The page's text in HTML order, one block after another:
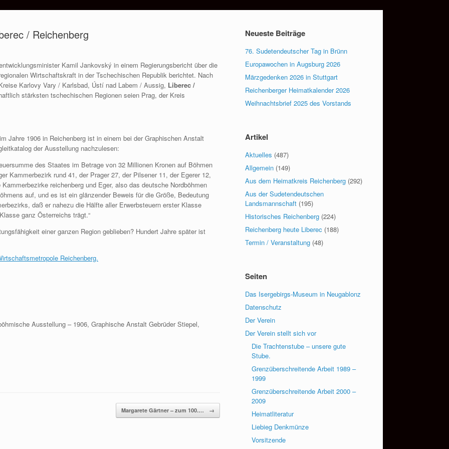
/ Reichenberg
Kamil Jankovský in einem Regierungsbericht über die
Wirtschaftskraft in der Tschechischen Republik berichtet. Nach
Karlovy Vary / Karlsbad, Ústí nad Labem / Aussig, Liberec /
stärksten tschechischen Regionen seien Prag, der Kreis
Jahre 1906 in Reichenberg ist in einem bei der Graphischen Anstalt
der Ausstellung nachzulesen:
des Staates im Betrage von 32 Millionen Kronen auf Böhmen
Kammerbezirk rund 41, der Prager 27, der Pilsener 11, der Egerer 12,
reichenberg und Eger, also das deutsche Nordböhmen
auf, und es ist ein glänzender Beweis für die Größe, Bedeutung
daß er nahezu die Hälfte aller Erwerbsteuern erster Klasse
ganz Österreichs trägt.“
einer ganzen Region geblieben? Hundert Jahre später ist
Reichenberg.
Ausstellung – 1906, Graphische Anstalt Gebrüder Stiepel,
Margarete Gärtner – zum 100.… →
Neueste Beiträge
76. Sudetendeutscher Tag in Brünn
Europawochen in Augsburg 2026
Märzgedenken 2026 in Stuttgart
Reichenberger Heimatkalender 2026
Weihnachtsbrief 2025 des Vorstands
Artikel
Aktuelles (487)
Allgemein (149)
Aus dem Heimatkreis Reichenberg (292)
Aus der Sudetendeutschen
Landsmannschaft (195)
Historisches Reichenberg (224)
Reichenberg heute Liberec (188)
Termin / Veranstaltung (48)
Seiten
Das Isergebirgs-Museum in Neugablonz
Datenschutz
Der Verein
Der Verein stellt sich vor
Die Trachtenstube – unsere gute
Stube.
Grenzüberschreitende Arbeit 1989 –
1999
Grenzüberschreitende Arbeit 2000 –
2009
Heimatliteratur
Liebieg Denkmünze
Vorsitzende